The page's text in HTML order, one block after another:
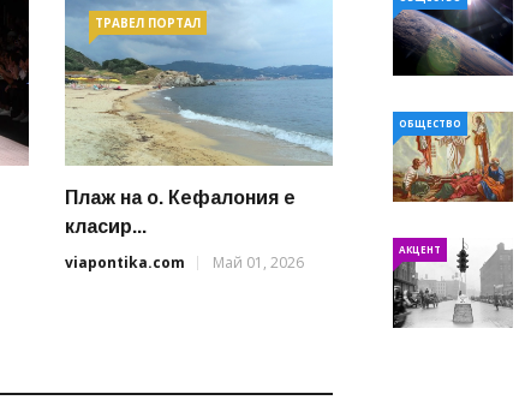
ТРАВЕЛ ПОРТАЛ
Плаж на о. Кефалония е
класир...
viapontika.com
Май 01, 2026
ОБЩЕСТВО
АКЦЕНТ